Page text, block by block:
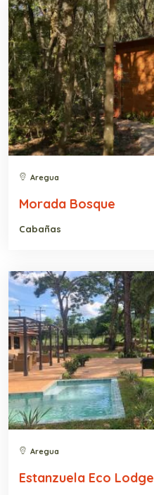
Aregua
Morada Bosque
Cabañas
Aregua
Estanzuela Eco Lodge